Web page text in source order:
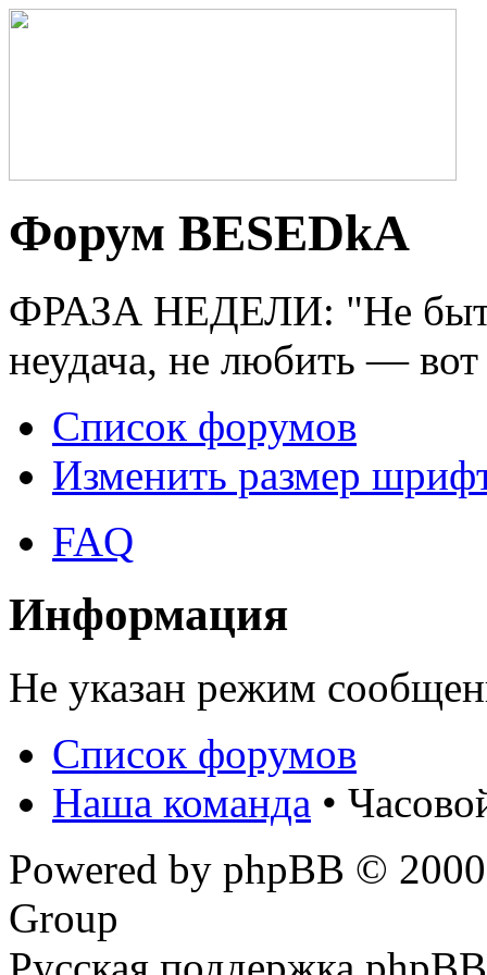
Форум BESEDkA
ФРАЗА НЕДЕЛИ: "Не
неудача, не любить —
Список форумов
Изменить размер
FAQ
Информация
Не указан режим
Список форумов
Наша команда •
Powered by phpBB ©
Group